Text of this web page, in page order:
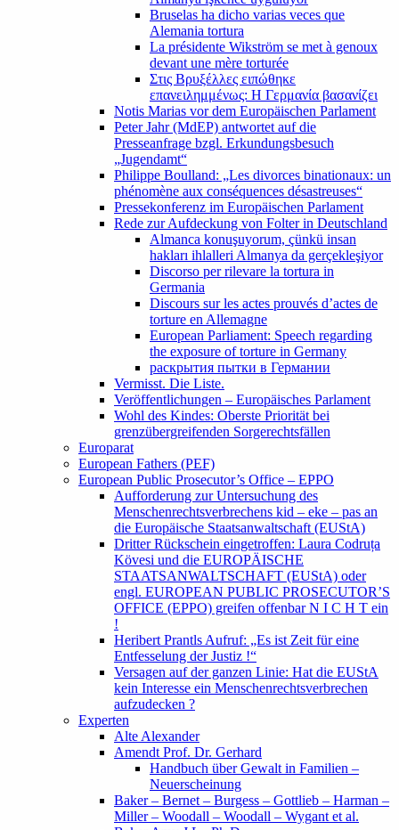
Bruselas ha dicho varias veces que
Alemania tortura
La présidente Wikström se met à genoux
devant une mère torturée
Στις Βρυξέλλες ειπώθηκε
επανειλημμένως: Η Γερμανία βασανίζει
Notis Marias vor dem Europäischen Parlament
Peter Jahr (MdEP) antwortet auf die
Presseanfrage bzgl. Erkundungsbesuch
„Jugendamt“
Philippe Boulland: „Les divorces binationaux: un
phénomène aux conséquences désastreuses“
Pressekonferenz im Europäischen Parlament
Rede zur Aufdeckung von Folter in Deutschland
Almanca konuşuyorum, çünkü insan
hakları ihlalleri Almanya da gerçekleşiyor
Discorso per rilevare la tortura in
Germania
Discours sur les actes prouvés d’actes de
torture en Allemagne
European Parliament: Speech regarding
the exposure of torture in Germany
раскрытия пытки в Германии
Vermisst. Die Liste.
Veröffentlichungen – Europäisches Parlament
Wohl des Kindes: Oberste Priorität bei
grenzübergreifenden Sorgerechtsfällen
Europarat
European Fathers (PEF)
European Public Prosecutor’s Office – EPPO
Aufforderung zur Untersuchung des
Menschenrechtsverbrechens kid – eke – pas an
die Europäische Staatsanwaltschaft (EUStA)
Dritter Rückschein eingetroffen: Laura Codruța
Kövesi und die EUROPÄISCHE
STAATSANWALTSCHAFT (EUStA) oder
engl. EUROPEAN PUBLIC PROSECUTOR’S
OFFICE (EPPO) greifen offenbar N I C H T ein
!
Heribert Prantls Aufruf: „Es ist Zeit für eine
Entfesselung der Justiz !“
Versagen auf der ganzen Linie: Hat die EUStA
kein Interesse ein Menschenrechtsverbrechen
aufzudecken ?
Experten
Alte Alexander
Amendt Prof. Dr. Gerhard
Handbuch über Gewalt in Familien –
Neuerscheinung
Baker – Bernet – Burgess – Gottlieb – Harman –
Miller – Woodall – Woodall – Wygant et al.